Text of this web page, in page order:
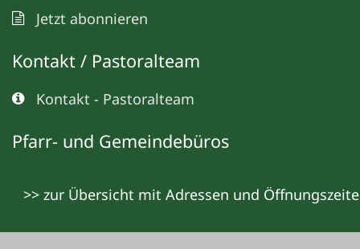
Jetzt abonnieren
Kontakt / Pastoralteam
Kontakt - Pastoralteam
Pfarr- und Gemeindebüros
>> zur Übersicht mit Adressen und